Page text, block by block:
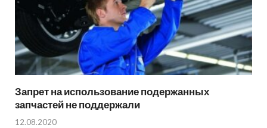
Запрет на использование подержанных
запчастей не поддержали
12.08.2020